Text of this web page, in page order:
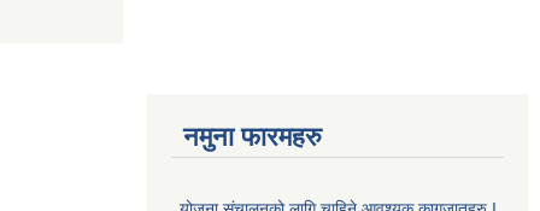
नमुना फारमहरु